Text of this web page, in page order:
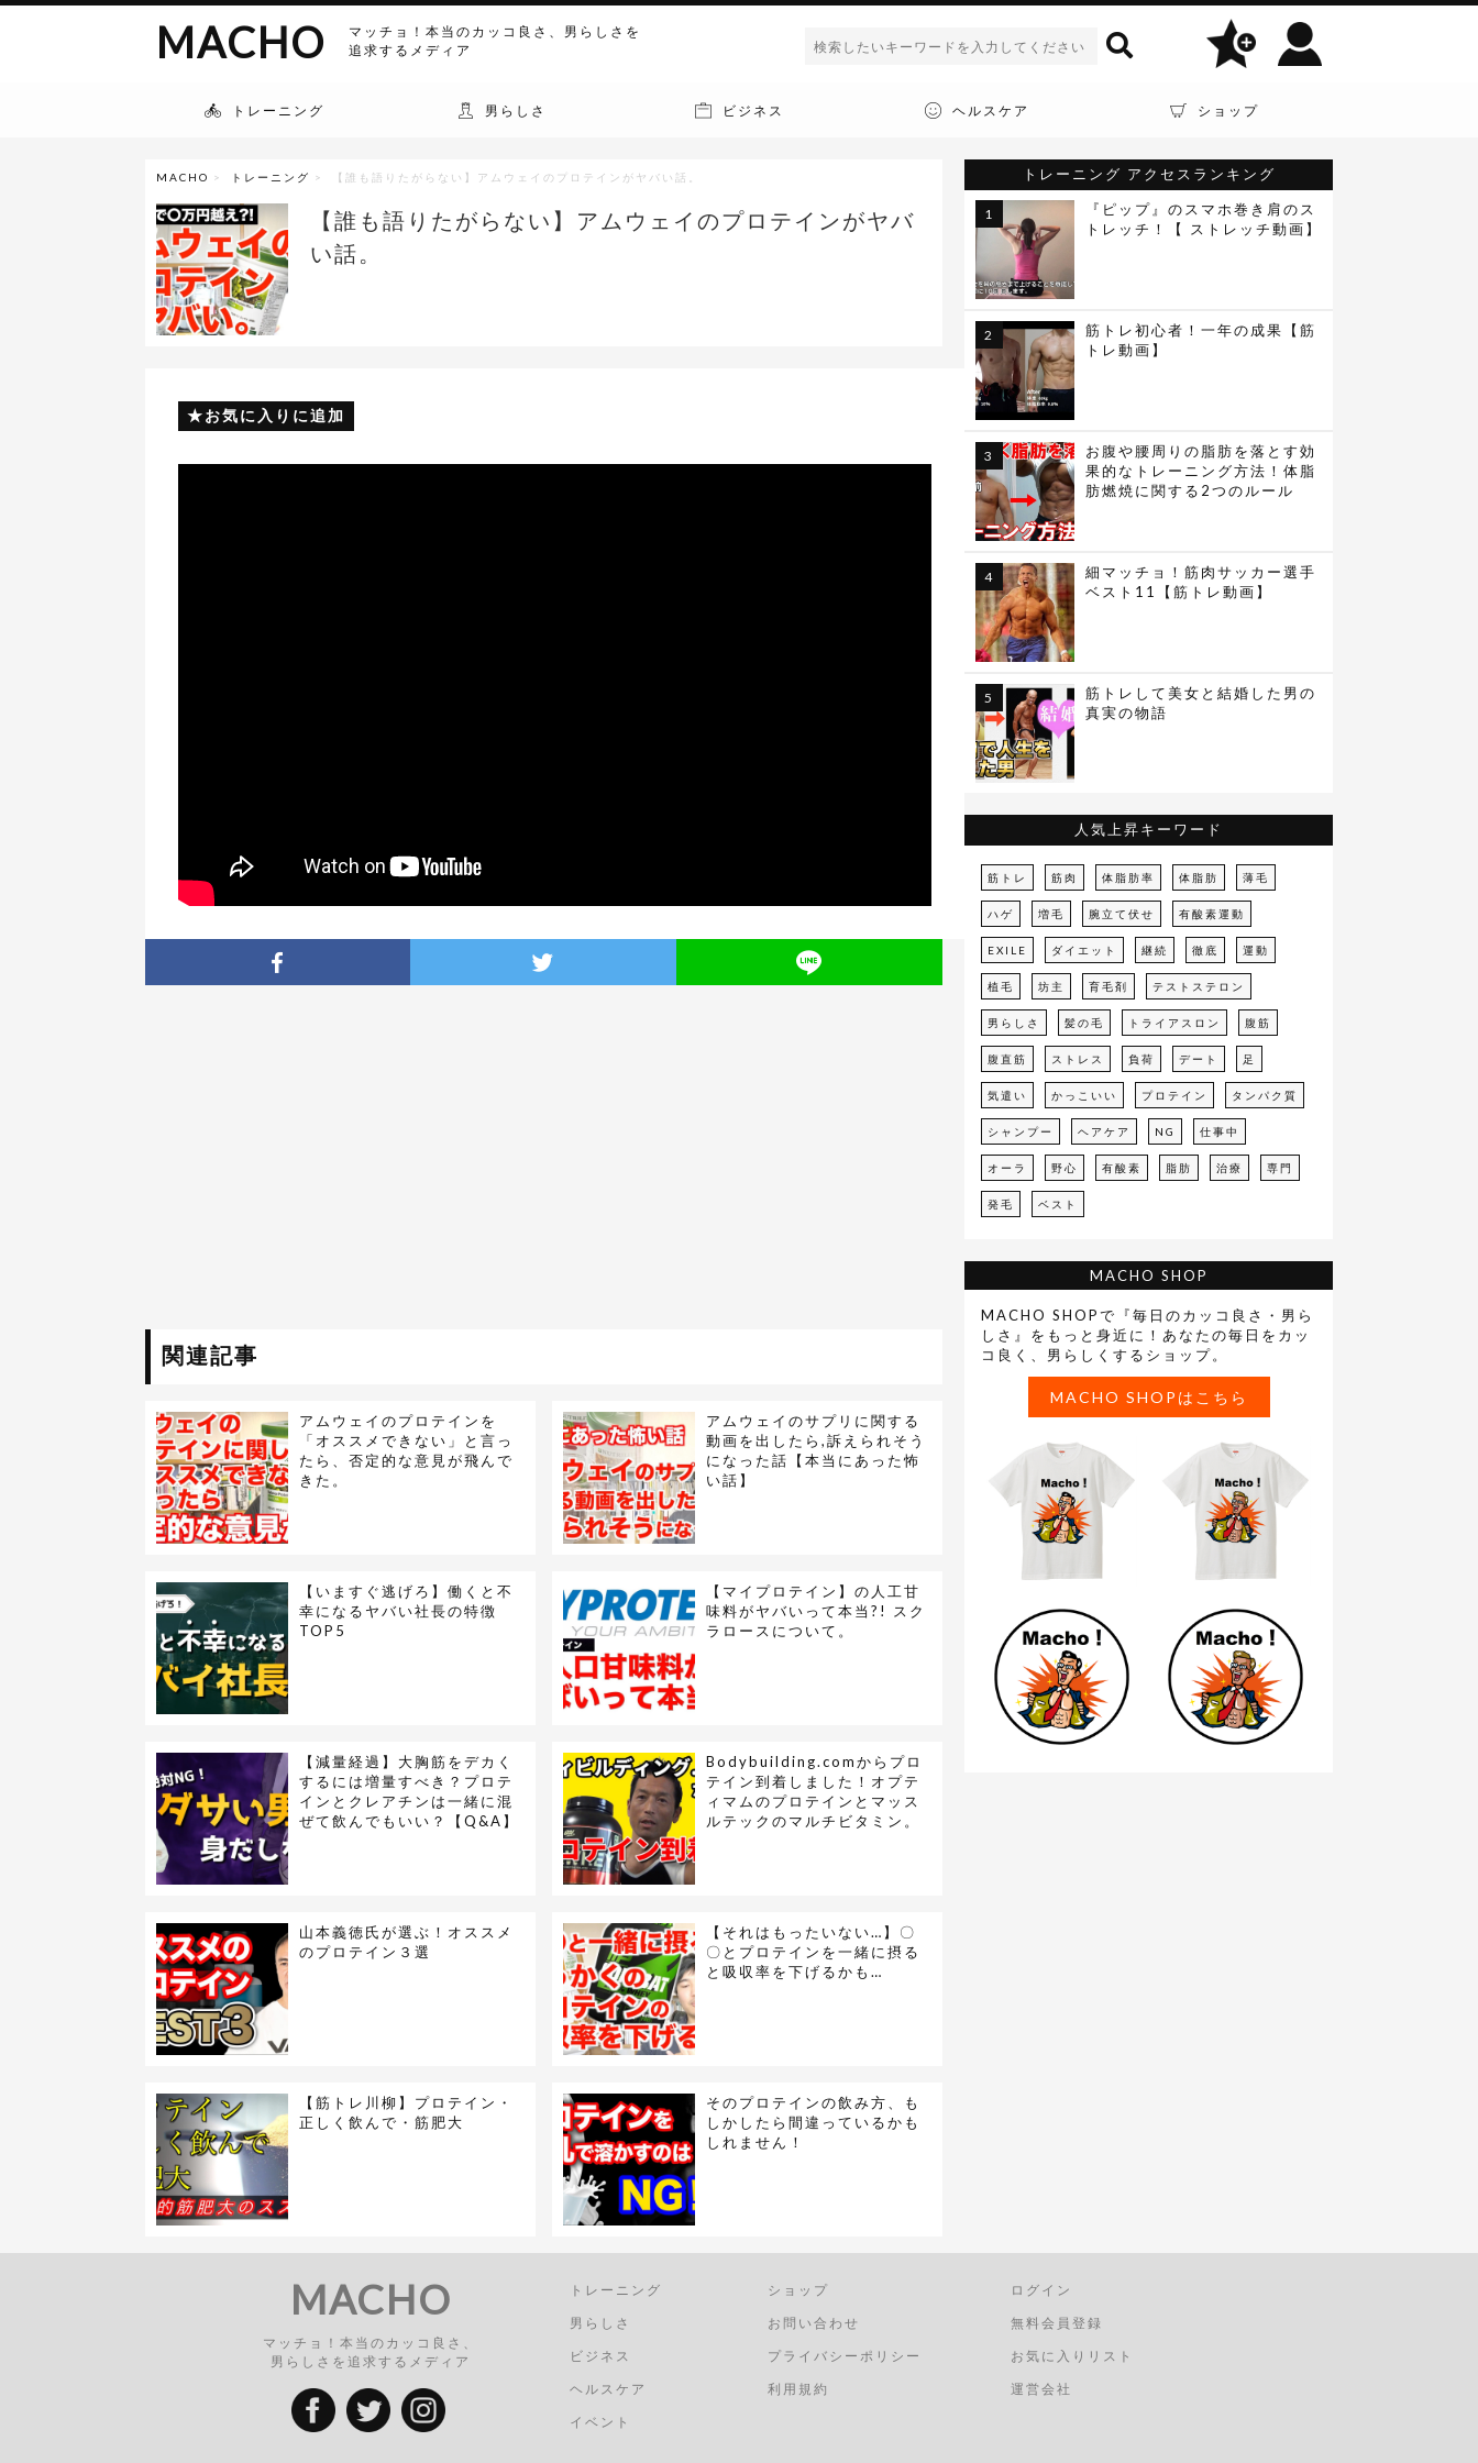
マッチョ！本当のカッコ良さ、男らしさを
追求するメディア
MACHO
トレーニング 男らしさ ビジネス ヘルスケア ショップ
MACHO > トレーニング > 【誰も語りたがらない】アムウェイのプロテインがヤバい話。
【誰も語りたがらない】アムウェイのプロテインがヤバ
い話。
お気に入りに追加
関連記事
アムウェイのプロテインを
「オススメできない」と言っ
たら、否定的な意見が飛んで
きた。
アムウェイのサプリに関する
動画を出したら,訴えられそう
になった話【本当にあった怖
い話】
【いますぐ逃げろ】働くと不
幸になるヤバい社長の特徴
TOP5
【マイプロテイン】の人工甘
味料がヤバいって本当?! スク
ラロースについて。
【減量経過】大胸筋をデカく
するには増量すべき？プロテ
インとクレアチンは一緒に混
ぜて飲んでもいい？【Q&A】
Bodybuilding.comからプロ
テイン到着しました！オプテ
ィマムのプロテインとマッス
ルテックのマルチビタミン。
山本義徳氏が選ぶ！オススメ
のプロテイン３選
【それはもったいない…】〇
〇とプロテインを一緒に摂る
と吸収率を下げるかも…
【筋トレ川柳】プロテイン・
正しく飲んで・筋肥大
そのプロテインの飲み方、も
しかしたら間違っているかも
しれません！
トレーニング アクセスランキング
『ピップ』のスマホ巻き肩のス
トレッチ！【 ストレッチ動画】
筋トレ初心者！一年の成果【筋
トレ動画】
お腹や腰周りの脂肪を落とす効
果的なトレーニング方法！体脂
肪燃焼に関する2つのルール
細マッチョ！筋肉サッカー選手
ベスト11【筋トレ動画】
筋トレして美女と結婚した男の
真実の物語
人気上昇キーワード
筋トレ 筋肉 体脂肪率 体脂肪 薄毛
ハゲ 増毛 腕立て伏せ 有酸素運動
EXILE ダイエット 継続 徹底 運動
植毛 坊主 育毛剤 テストステロン
男らしさ 髪の毛 トライアスロン 腹筋
腹直筋 ストレス 負荷 デート 足
気遣い かっこいい プロテイン タンパク質
シャンプー ヘアケア NG 仕事中
オーラ 野心 有酸素 脂肪 治療 専門
発毛 ベスト
MACHO SHOP
MACHO SHOPで『毎日のカッコ良さ・男ら
しさ』をもっと身近に！あなたの毎日をカッ
コ良く、男らしくするショップ。
MACHO SHOPはこちら
MACHO
マッチョ！本当のカッコ良さ、
男らしさを追求するメディア
トレーニング
男らしさ
ビジネス
ヘルスケア
イベント
ショップ
お問い合わせ
プライバシーポリシー
利用規約
ログイン
無料会員登録
お気に入りリスト
運営会社